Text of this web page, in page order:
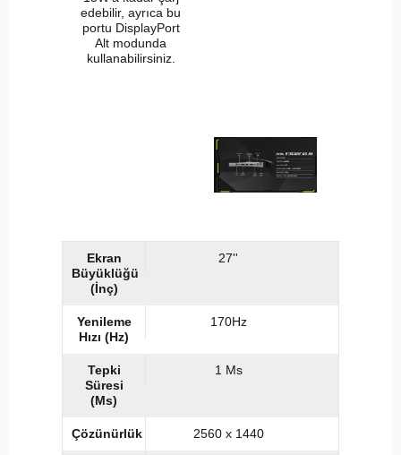
edebilir, ayrıca bu
portu DisplayPort
Alt modunda
kullanabilirsiniz.
Ekran
Büyüklüğü
(İnç)
27''
Yenileme
Hızı (Hz)
170Hz
Tepki
Süresi
(Ms)
1 Ms
Çözünürlük 2560 x 1440